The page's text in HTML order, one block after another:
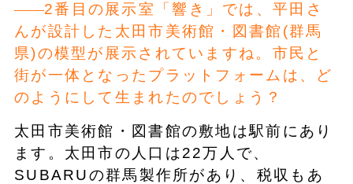
2番目の展示室「響き」では、平田さ
んが設計した太田市美術館・図書館(群馬
県)の模型が展示されていますね。市民と
街が一体となったプラットフォームは、ど
のようにして生まれたのでしょう？
太田市美術館・図書館の敷地は駅前にあり
ます。太田市の人口は22万人で、
SUBARUの群馬製作所があり、税収もあ